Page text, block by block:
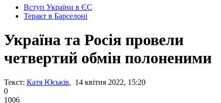
Вступ України в ЄС
Теракт в Барселоні
Україна та Росія провели
четвертий обмін полоненими
Текст: Катя Юськів, 14 квітня 2022, 15:20
0
1006